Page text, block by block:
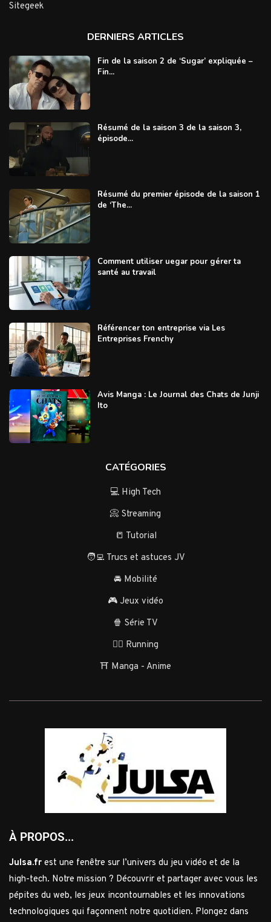
Sitegeek
DERNIERS ARTICLES
Fin de la saison 2 de ‘Sugar’ expliquée –
Fin...
Résumé de la saison 3 de la saison 3,
épisode...
Résumé du premier épisode de la saison 1
de ‘The...
Comment utiliser uegar pour gérer ta
santé au travail
Référencer ton entreprise via Les
Entreprises Frenchy
Avis Manga : Le Journal des Chats de Junji
Ito
CATÉGORIES
💻 High Tech
📀 Streaming
📒 Tutorial
🧑‍💻 Trucs et astuces JV
🚘 Mobilité
🎮 Jeux vidéo
🍿 Série TV
🏃‍♂️ Running
⛩️ Manga - Anime
À PROPOS...
Julsa.fr est une fenêtre sur l’univers du jeu vidéo et de la
high-tech. Notre mission ? Découvrir et partager avec vous les
pépites du web, les jeux incontournables et les innovations
technologiques qui façonnent notre quotidien. Plongez dans